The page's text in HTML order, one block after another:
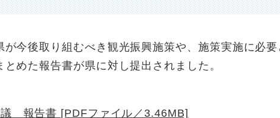
今後取り組むべき観光振興施策や、施策実施に必要
めた報告書が県に対し提出されました。
報告書 [PDFファイル／3.46MB]